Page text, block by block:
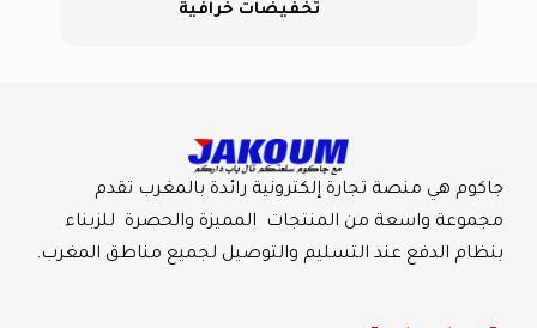
تخفيضات خرافية
جاكوم هي منصة تجارة إلكترونية رائدة بالمغرب تقدم
مجموعة واسعة من المنتجات المميزة والحصرة للزبناء
بنظام الدفع عند التسليم والتوصيل لجميع مناطق المغرب.